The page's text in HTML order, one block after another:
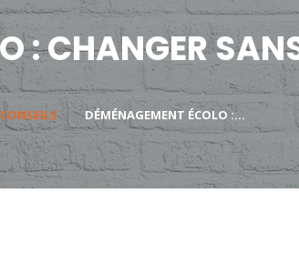
: CHANGER
CONSEILS DÉMÉNAGEMENT ÉCOLO :...